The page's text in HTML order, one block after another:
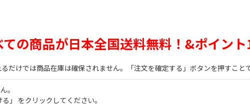
の商品が日本全国送料無料！&ポイン
だけでは商品在庫は確保されません。「注文を確定する」ボタンを押すこと
。
」 をクリックしてください。